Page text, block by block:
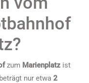
zum Marienplatz ist
nur etwa 2